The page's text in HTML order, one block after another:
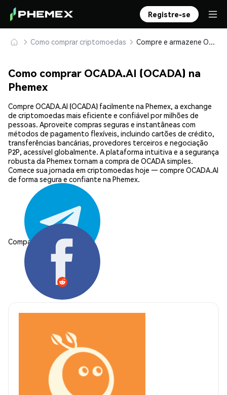
Registre-se
Como comprar criptomoedas Compre e armazene OCADA.AI (OCADA) com segurança
Como comprar OCADA.AI (OCADA) na
Phemex
Compre OCADA.AI (OCADA) facilmente na Phemex, a exchange
de criptomoedas mais eficiente e confiável por milhões de
pessoas. Aproveite compras seguras e instantâneas com
métodos de pagamento flexíveis, incluindo cartões de crédito,
transferências bancárias, provedores terceiros e negociação
P2P, acessível globalmente. A plataforma intuitiva e a segurança
robusta da Phemex tornam a compra de OCADA simples.
Comece sua jornada em criptomoedas hoje — compre OCADA.AI
de forma segura e confiante na Phemex.
Compartilhar: